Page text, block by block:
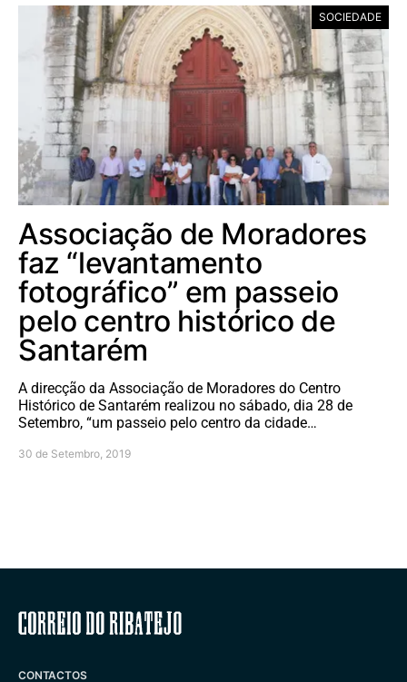
SOCIEDADE
Associação de Moradores
faz “levantamento
fotográfico” em passeio
pelo centro histórico de
Santarém
A direcção da Associação de Moradores do Centro
Histórico de Santarém realizou no sábado, dia 28 de
Setembro, “um passeio pelo centro da cidade…
30 de Setembro, 2019
Correio do Ribatejo
CONTACTOS